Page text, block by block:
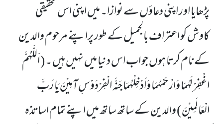
پڑھایا اور اپنی دعاؤں سے نوازا۔ میں اپنی اس تحقیقی
کاوش کو اعتراف بالجمیل کے طور پراپنے مرحوم والدین
کے نام کرتا ہوں جو اب اس دنیا میں نہیں ہیں ۔( اَللَّهُمَّ
اغْفِرْ لَهُمَا وَارْحَمْهُمَا وَاَدْخِلْهُمَا جَنَّه الْفِرْدَوْسِ آمِیْنَ یَا رَبَّ
الْعَالَمِیْنَ )والدین کے ساتھ ساتھ میں اپنے تمام اساتذہ